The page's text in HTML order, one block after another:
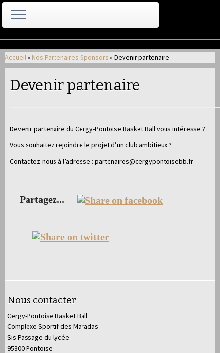
au
contenu
Accueil» Nos Partenaires Sponsors » Devenir partenaire
Devenir partenaire
Devenir partenaire du Cergy-Pontoise Basket Ball vous intéresse ?
Vous souhaitez rejoindre le projet d’un club ambitieux ?
Contactez-nous à l’adresse : partenaires@cergypontoisebb.fr
Partagez...
Nous contacter
Cergy-Pontoise Basket Ball
Complexe Sportif des Maradas
Sis Passage du lycée
95300 Pontoise